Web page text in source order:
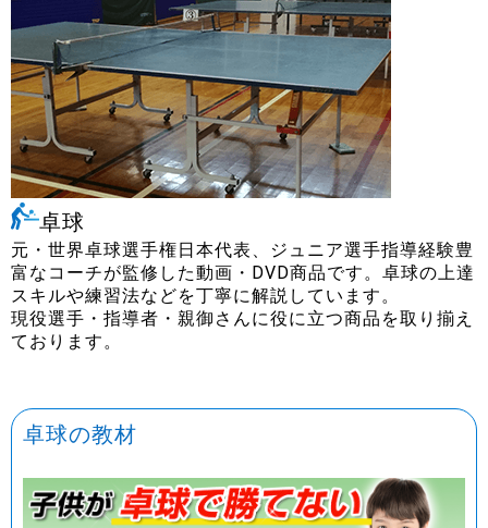
アスリート・指導者様へ
親御さん・未経験指導者様へ
卓球
元・世界卓球選手権日本代表、ジュニア選手指導経験豊
富なコーチが監修した動画・DVD商品です。卓球の上達
スキルや練習法などを丁寧に解説しています。
現役選手・指導者・親御さんに役に立つ商品を取り揃え
ております。
卓球の教材